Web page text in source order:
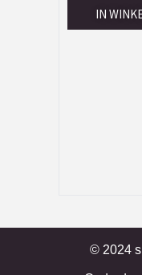
IN
© 2024